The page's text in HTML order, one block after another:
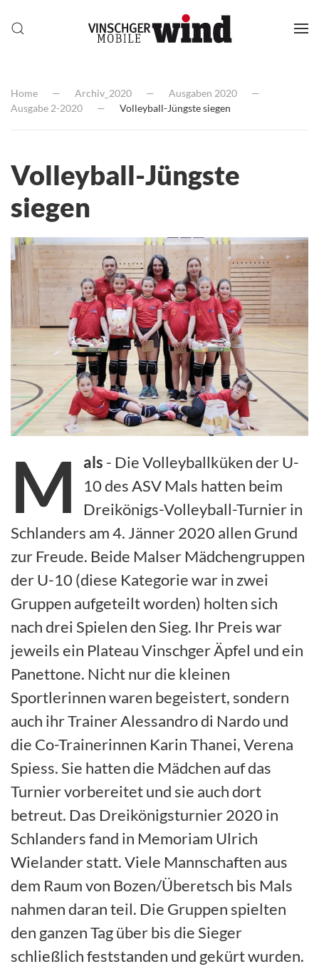
Home Archiv_2020
Ausgaben 2020
Ausgabe 2-2020
Volleyball-Jüngste siegen
Volleyball-Jüngste
siegen
M als - Die Volleyballküken der U-
10 des ASV Mals hatten beim
Dreikönigs-Volleyball-Turnier in
Schlanders am 4. Jänner 2020 allen Grund
zur Freude. Beide Malser Mädchengruppen
der U-10 (diese Kategorie war in zwei
Gruppen aufgeteilt worden) holten sich
nach drei Spielen den Sieg. Ihr Preis war
jeweils ein Plateau Vinschger Äpfel und ein
Panettone. Nicht nur die kleinen
Sportlerinnen waren begeistert, sondern
auch ihr Trainer Alessandro di Nardo und
die Co-Trainerinnen Karin Thanei, Verena
Spiess. Sie hatten die Mädchen auf das
Turnier vorbereitet und sie auch dort
betreut. Das Dreikönigsturnier 2020 in
Schlanders fand in Memoriam Ulrich
Wielander statt. Viele Mannschaften aus
dem Raum von Bozen/Überetsch bis Mals
nahmen daran teil. Die Gruppen spielten
den ganzen Tag über bis die Sieger
schließlich feststanden und gekürt wurden.